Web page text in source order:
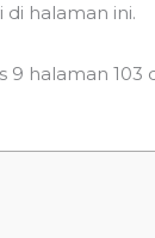
halaman ini.
9 halaman